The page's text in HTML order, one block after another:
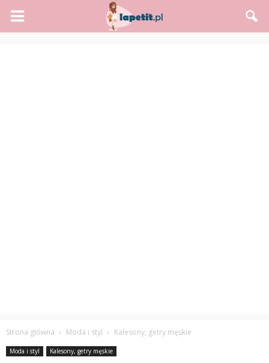
Strona główna Moda i styl Kalesony, getry męskie
Moda i styl Kalesony, getry męskie